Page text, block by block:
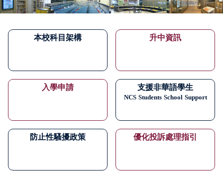
本校科目架構 升中資訊
入學申請 支援非華語學生
NCS Students School Support
防止性騷擾政策 優化投訴處理指引